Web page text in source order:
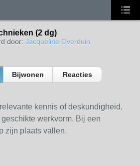
(2 dg)
door: Jacqueline Overduin
Bijwonen Reacties
kennis of deskundigheid,
werkvorm. Bij een
zijn plaats vallen.